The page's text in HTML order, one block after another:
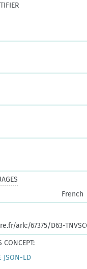
French
ark:/67375/D63-
CONCEPT:
JSON-LD